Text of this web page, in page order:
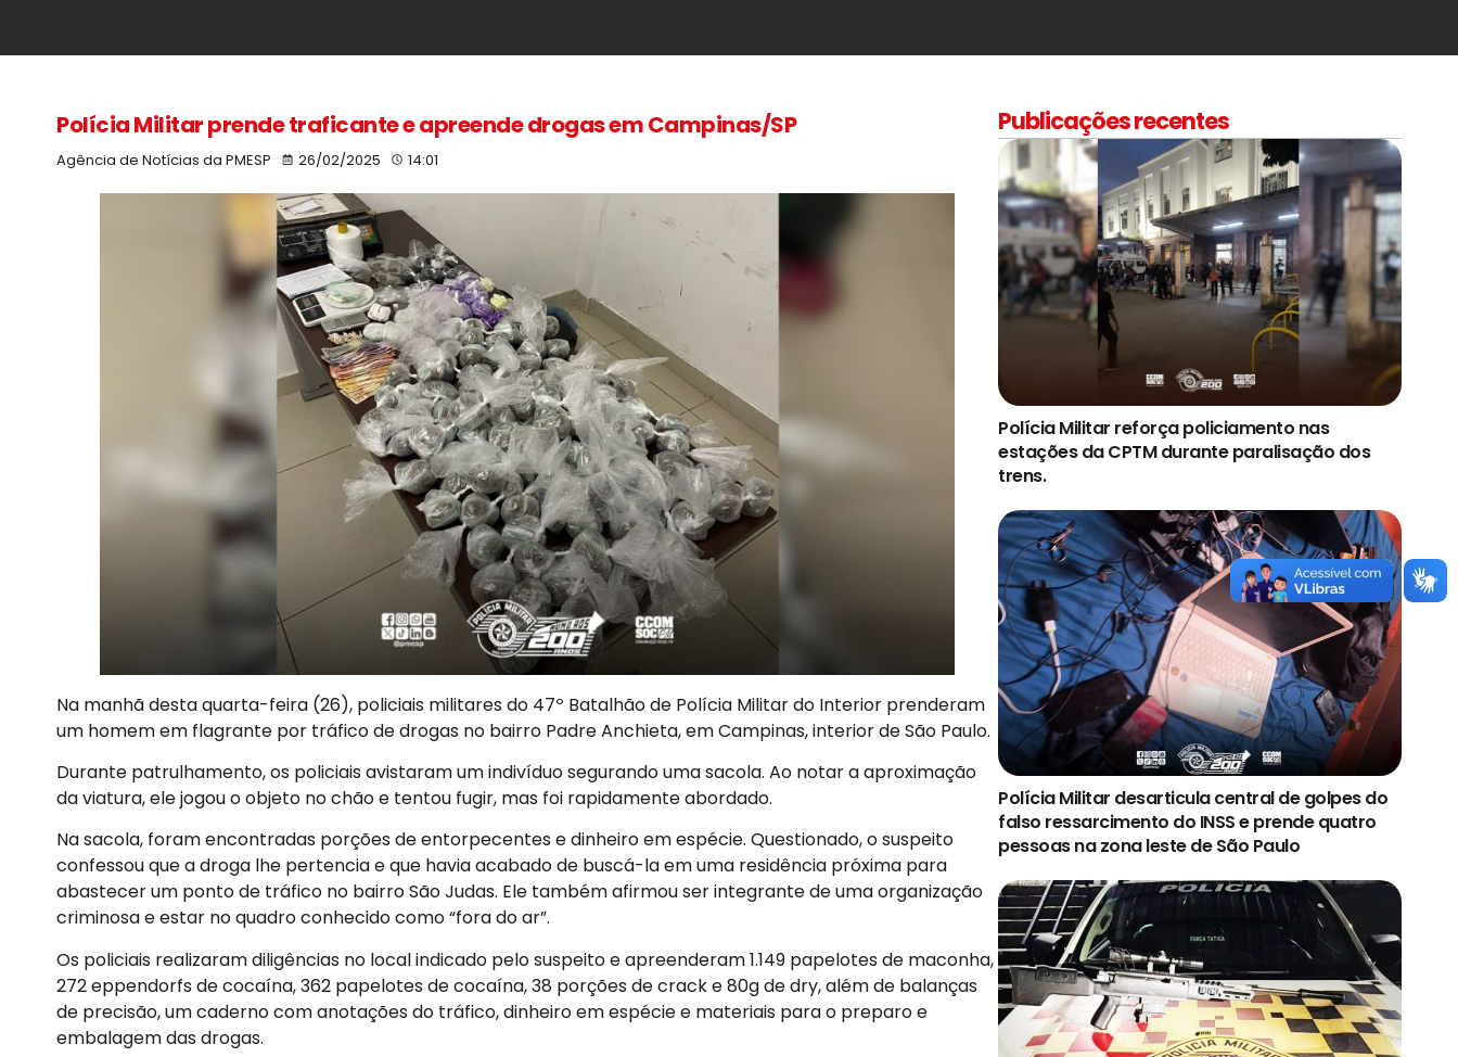
Polícia Militar prende traficante e apreende drogas em Campinas/SP
Agência de Notícias da PMESP 26/02/2025 14:01
Na manhã desta quarta-feira (26), policiais militares do 47º Batalhão de Polícia Militar do Interior prenderam
um homem em flagrante por tráfico de drogas no bairro Padre Anchieta, em Campinas, interior de São Paulo.
Durante patrulhamento, os policiais avistaram um indivíduo segurando uma sacola. Ao notar a aproximação
da viatura, ele jogou o objeto no chão e tentou fugir, mas foi rapidamente abordado.
Na sacola, foram encontradas porções de entorpecentes e dinheiro em espécie. Questionado, o suspeito
confessou que a droga lhe pertencia e que havia acabado de buscá-la em uma residência próxima para
abastecer um ponto de tráfico no bairro São Judas. Ele também afirmou ser integrante de uma organização
criminosa e estar no quadro conhecido como “fora do ar”.
Os policiais realizaram diligências no local indicado pelo suspeito e apreenderam 1.149 papelotes de maconha,
272 eppendorfs de cocaína, 362 papelotes de cocaína, 38 porções de crack e 80g de dry, além de balanças
de precisão, um caderno com anotações do tráfico, dinheiro em espécie e materiais para o preparo e
embalagem das drogas.
Publicações recentes
Polícia Militar reforça policiamento nas
estações da CPTM durante paralisação dos
trens.
Polícia Militar desarticula central de golpes do
falso ressarcimento do INSS e prende quatro
pessoas na zona leste de São Paulo